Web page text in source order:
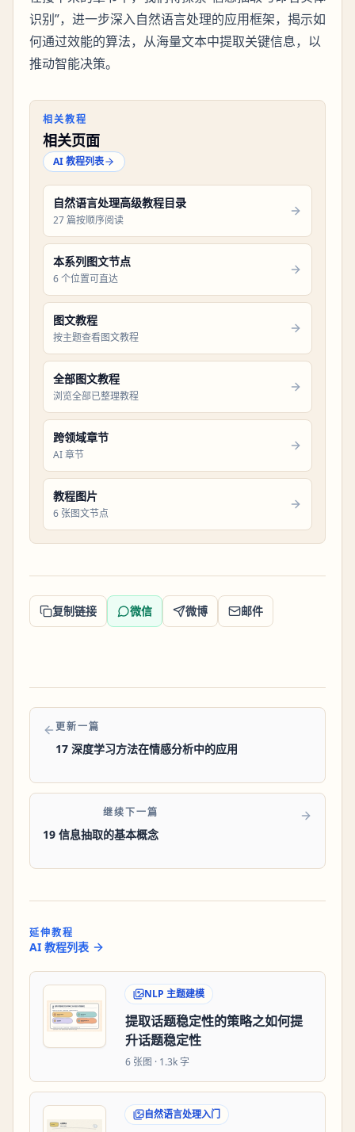
识别”，进一步深入自然语言处理的应用框架，揭示如
何通过效能的算法，从海量文本中提取关键信息，以
推动智能决策。
相关教程
相关页面
AI 教程列表
自然语言处理高级教程目录
27 篇按顺序阅读
本系列图文节点
6 个位置可直达
图文教程
按主题查看图文教程
全部图文教程
浏览全部已整理教程
跨领域章节
AI 章节
教程图片
6 张图文节点
复制链接 微信 微博 邮件
更新一篇
17 深度学习方法在情感分析中的应用
继续下一篇
19 信息抽取的基本概念
延伸教程
AI 教程列表
NLP 主题建模
提取话题稳定性的策略之如何提
升话题稳定性
6 张图 · 1.3k 字
自然语言处理入门